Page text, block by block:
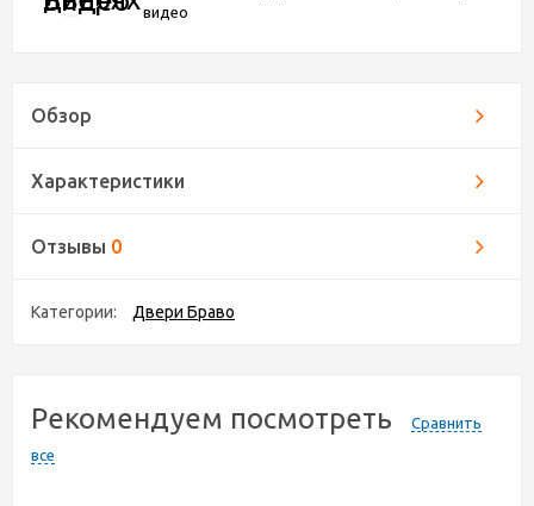
видео
Обзор
Характеристики
Отзывы 0
Категории: Двери Браво
Рекомендуем посмотреть
Сравнить
все